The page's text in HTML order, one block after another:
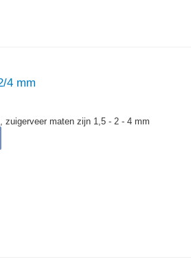
4 mm
zuigerveer maten zijn 1,5 - 2 - 4 mm